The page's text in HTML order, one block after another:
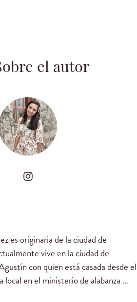
el autor
es originaria de la ciudad de
vive en la ciudad de
con quien está casada desde el
local en el ministerio de alabanza …